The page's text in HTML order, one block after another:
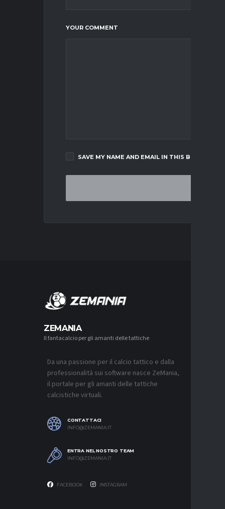
YOUR COMMENT
SAVE MY NAME AND EMAIL IN THIS BROWSER
ZEMANIA
Il fantacalcio per gli amanti delle tattiche
Da una passione per il calcio tattico e dalla
professionalità sui software nasce ZeMania,
il portale per gli amanti delle tattiche
calcistiche virtuali.
CONTATTACI
INFO@ZEMANIA.IT
ENTRA NEL NOSTRO TEAM
INFO@ZEMANIA.IT
FACEBOOK INSTAGRAM